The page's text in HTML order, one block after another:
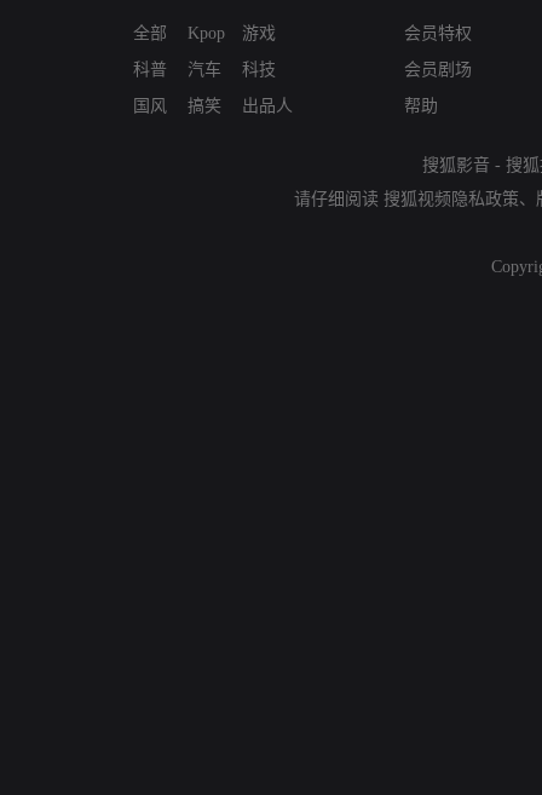
全部
科普
国风
Kpop
汽车
搞笑
游戏
科技
出品人
会员特权
会员剧场
帮助
搜狐影音 - 搜
请仔细阅读 搜狐视频隐私政策、